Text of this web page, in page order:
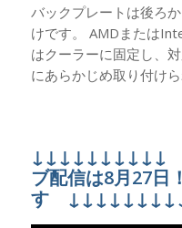
バックプレートは後ろ
けです。 AMDまたは
はクーラーに固定し、
にあらかじめ取り付けら
↓↓↓↓↓↓↓↓↓↓
ブ配信は8月27日
す